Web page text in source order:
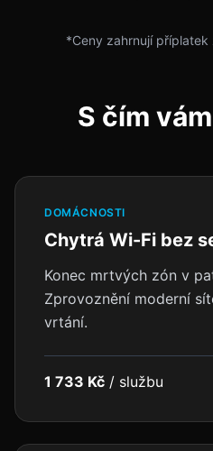
*Ceny zahrnují příplatek
S čím
DOMÁCNOSTI
Chytrá Wi-Fi bez
Konec mrtvých zón v
Zprovoznění moderní
vrtání.
1 733 Kč / službu